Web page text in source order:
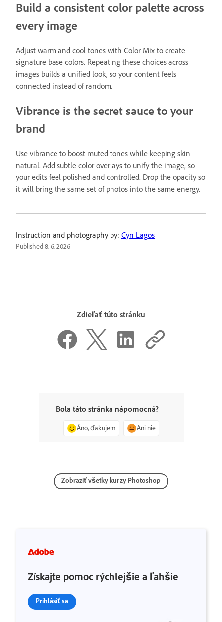
Build a consistent color palette across
every image
Adjust warm and cool tones with Color Mix to create
signature base colors. Repeating these choices across
images builds a unified look, so your content feels
connected instead of random.
Vibrance is the secret sauce to your
brand
Use vibrance to boost muted tones while keeping skin
natural. Add subtle color overlays to unify the image, so
your edits feel polished and controlled. Drop the opacity so
it will bring the same set of photos into the same energy.
Instruction and photography by: Cyn Lagos
Published8. 6. 2026
Zdieľať túto stránku
Bola táto stránka nápomocná?
Áno, ďakujem Ani nie
Zobraziť všetky kurzy Photoshop
Získajte pomoc rýchlejšie a ľahšie
Prihlásiť sa